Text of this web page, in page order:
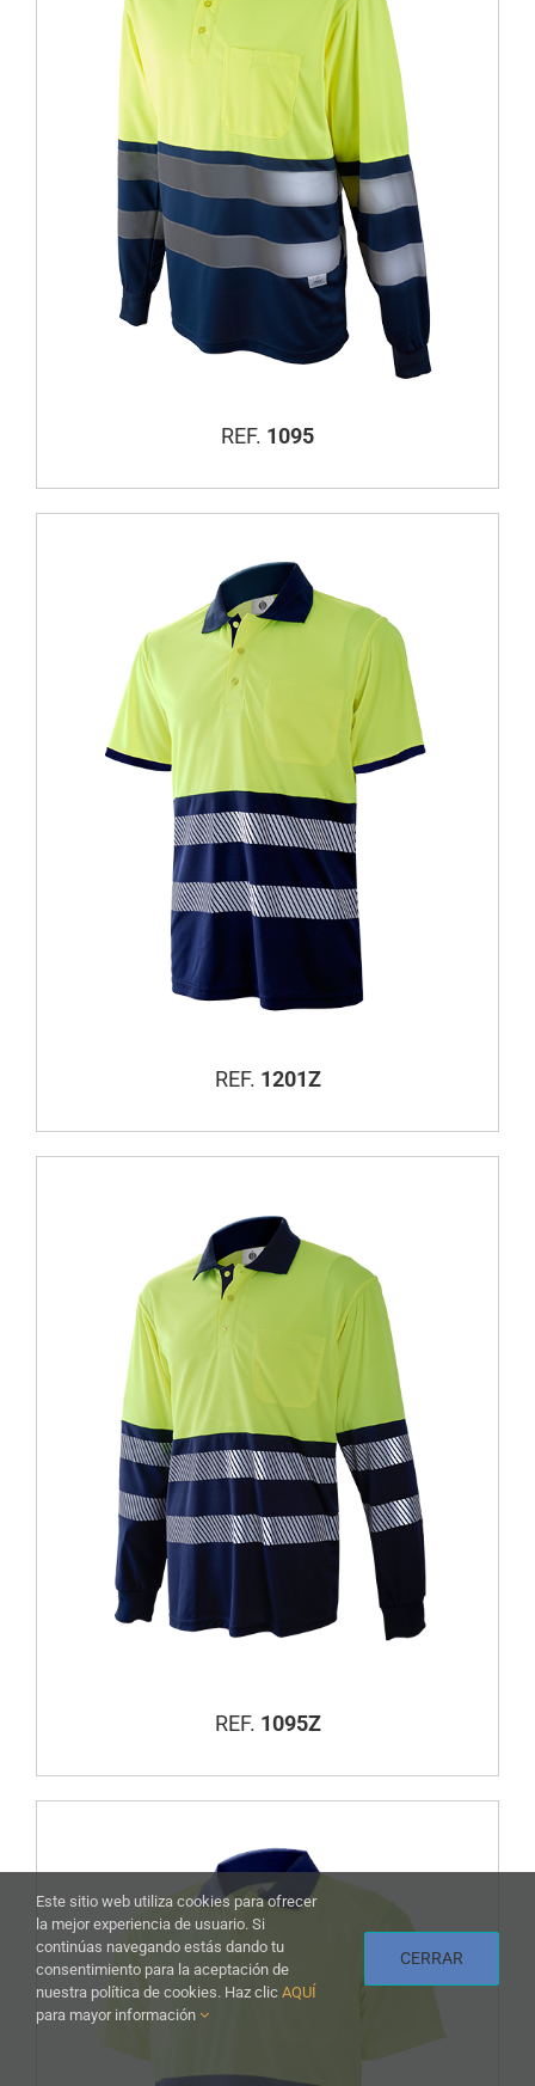
REF. 1095
REF. 1201Z
REF. 1095Z
Este sitio web utiliza cookies para ofrecer
la mejor experiencia de usuario. Si
continúas navegando estás dando tu
consentimiento para la aceptación de
nuestra política de cookies. Haz clic AQUÍ
para mayor información
CERRAR